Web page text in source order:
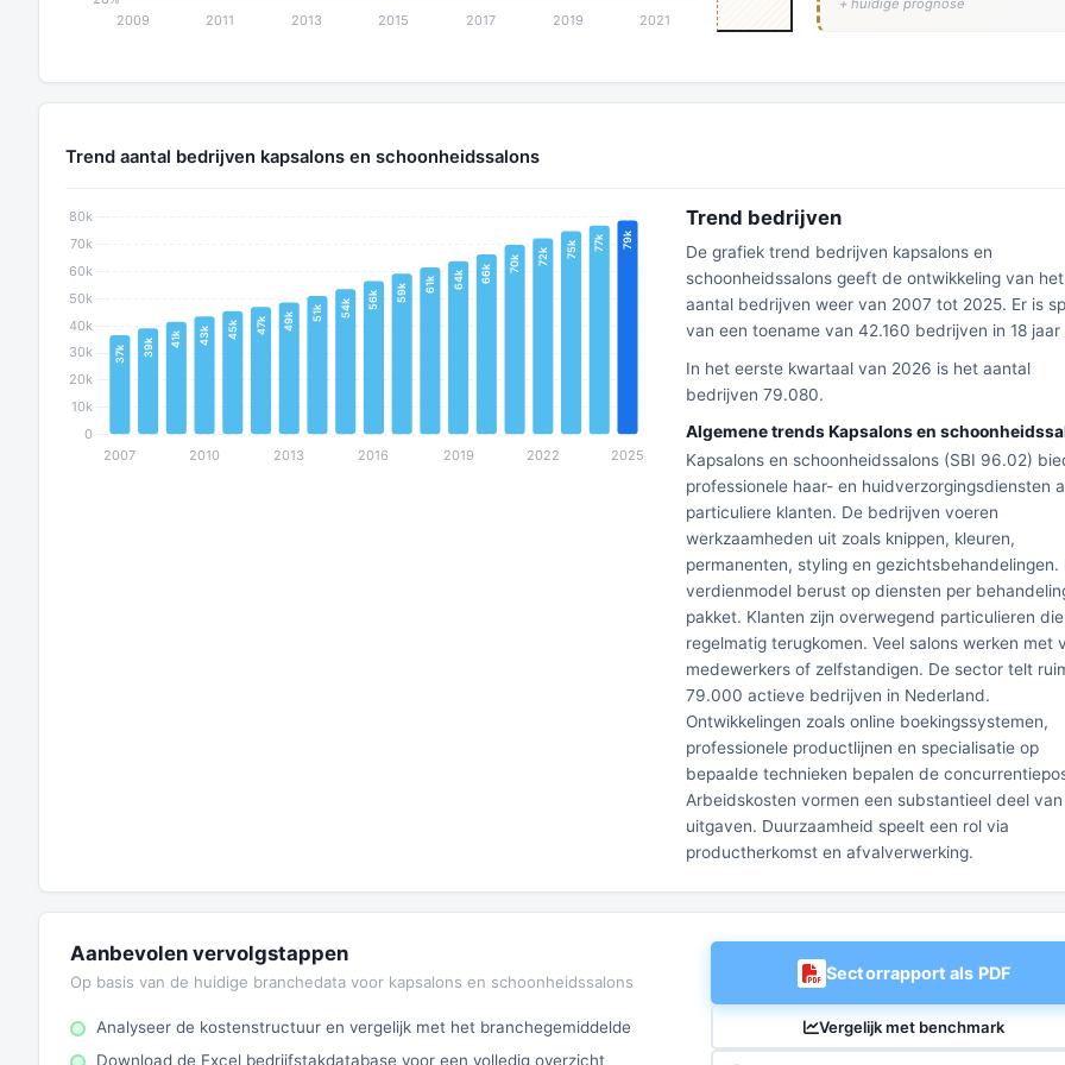
+ huidige prognose
Trend aantal bedrijven kapsalons en schoonheidssalons
Trend bedrijven
De grafiek trend bedrijven kapsalons en
schoonheidssalons geeft de ontwikkeling van het
aantal bedrijven weer van 2007 tot 2025. Er is
van een toename van 42.160 bedrijven in 18 jaar
In het eerste kwartaal van 2026 is het aantal
bedrijven 79.080.
Algemene trends Kapsalons en
Kapsalons en schoonheidssalons (SBI 96.02)
professionele haar- en huidverzorgingsdiensten
particuliere klanten. De bedrijven voeren
werkzaamheden uit zoals knippen, kleuren,
permanenten, styling en gezichtsbehandelingen.
verdienmodel berust op diensten per
pakket. Klanten zijn overwegend particulieren die
regelmatig terugkomen. Veel salons werken met
medewerkers of zelfstandigen. De sector telt
79.000 actieve bedrijven in Nederland.
Ontwikkelingen zoals online boekingssystemen,
professionele productlijnen en specialisatie op
bepaalde technieken bepalen de
Arbeidskosten vormen een substantieel deel
uitgaven. Duurzaamheid speelt een rol via
productherkomst en afvalverwerking.
Aanbevolen vervolgstappen
Op basis van de huidige branchedata voor kapsalons en schoonheidssalons
Analyseer de kostenstructuur en vergelijk met het branchegemiddelde
Download de Excel bedrijfstakdatabase voor een volledig overzicht
Sectorrapport als PDF
Vergelijk met benchmark